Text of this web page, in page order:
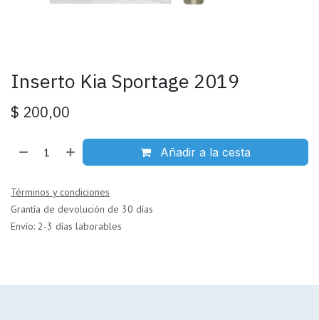
Inserto Kia Sportage 2019
$ 200,00
Añadir a la cesta
Términos y condiciones
Grantía de devolución de 30 días
Envío: 2-3 días laborables